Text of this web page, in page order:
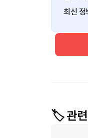
최신 정
🏷️ 관련